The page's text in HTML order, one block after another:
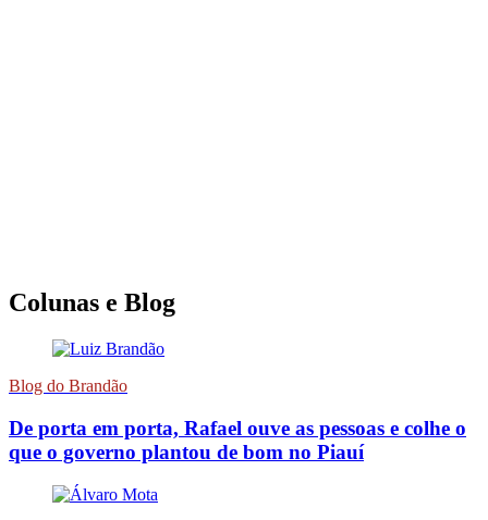
Colunas e Blog
Blog do Brandão
De porta em porta, Rafael ouve as pessoas e colhe o
que o governo plantou de bom no Piauí